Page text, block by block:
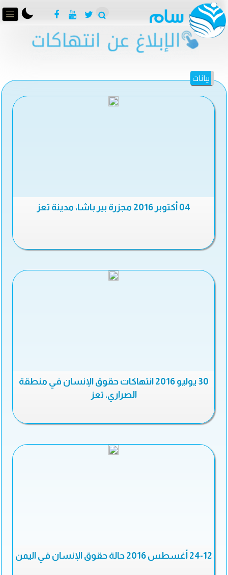
بيانات
04 أكتوبر 2016 مجزرة بير باشا، مدينة تعز
30 يوليو 2016 انتهاكات حقوق الإنسان في منطقة
الصراري، تعز
24-12 أغسطس 2016 حالة حقوق الإنسان في اليمن